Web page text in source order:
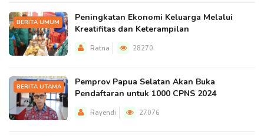
BERITA UMUM
Peningkatan Ekonomi Keluarga Melalui
Kreatifitas dan Keterampilan
Ratna 28270
BERITA UTAMA
Pemprov Papua Selatan Akan Buka
Pendaftaran untuk 1000 CPNS 2024
Rayendi 27076